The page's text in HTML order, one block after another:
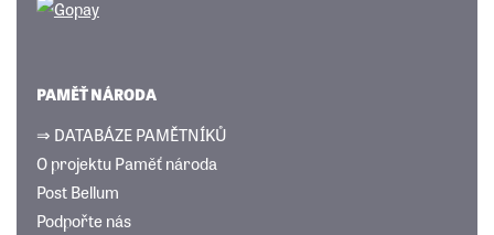
PAMĚŤ NÁRODA
⇒ DATABÁZE PAMĚTNÍKŮ
O projektu Paměť národa
Post Bellum
Podpořte nás